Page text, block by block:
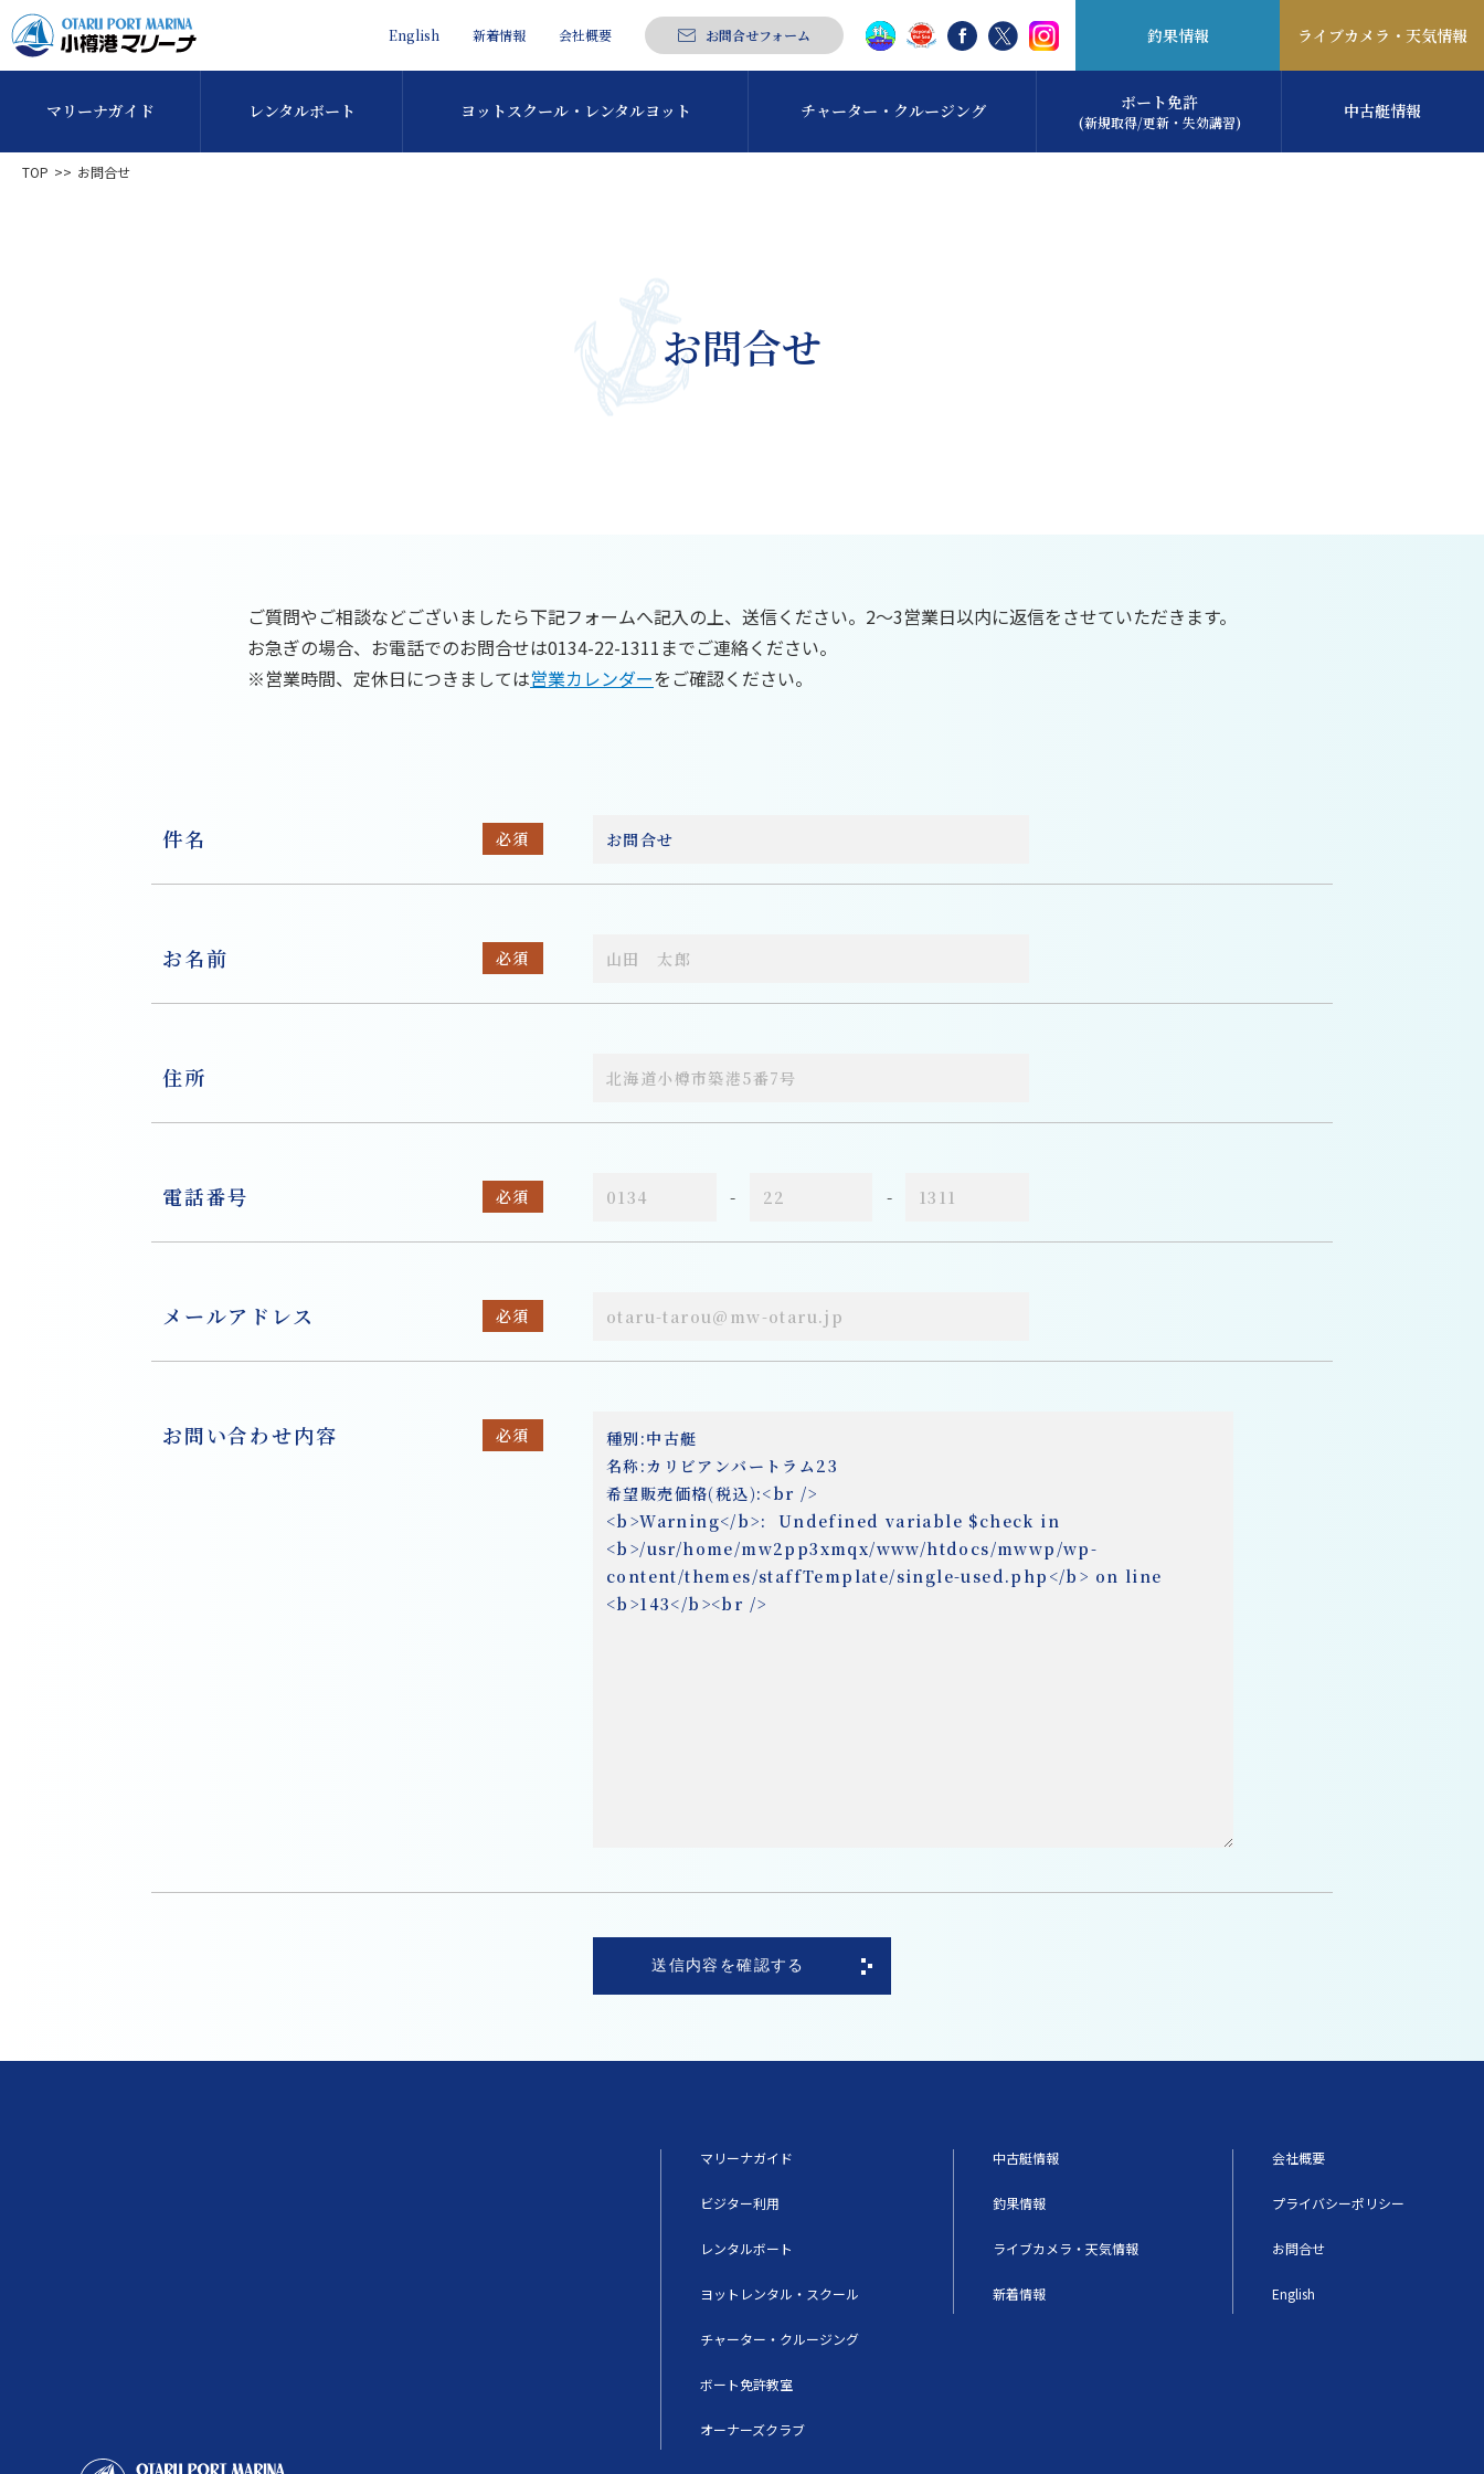
English 新着情報 会社概要 お問合せフォーム 釣果情報 ライブカメラ・ 天気情報
マリーナガイド レンタルボート ヨットスクール・ レンタルヨット チャーター・ クルージング ボート免許
(新規取得/更新・失効講習) 中古艇情報
TOP お問合せ
お問合せ
ご質問やご相談などございましたら下記フォームへ記入の上、送信ください。2～3営業日以内に返信をさせていただきます。
お急ぎの場合、お電話でのお問合せは0134-22-1311までご連絡ください。
※営業時間、定休日につきましては営業カレンダーをご確認ください。
件名 必須
お名前 必須
住所
電話番号 必須 - -
メールアドレス 必須
お問い合わせ内容 必須
送信内容を確認する
マリーナガイド
ビジター利用
レンタルボート
ヨットレンタル・スクール
チャーター・クルージング
ボート免許教室
オーナーズクラブ
中古艇情報
釣果情報
ライブカメラ・天気情報
新着情報
会社概要
プライバシーポリシー
お問合せ
English